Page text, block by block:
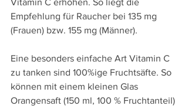
Vitamin C erhöhen. So liegt die
Empfehlung für Raucher bei 135 mg
(Frauen) bzw. 155 mg (Männer).
Eine besonders einfache Art Vitamin C
zu tanken sind 100%ige Fruchtsäfte. So
können mit einem kleinen Glas
Orangensaft (150 ml, 100 % Fruchtanteil)